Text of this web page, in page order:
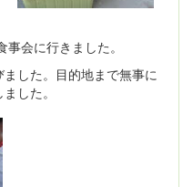
会に行きました。
した。目的地まで無事に
した。